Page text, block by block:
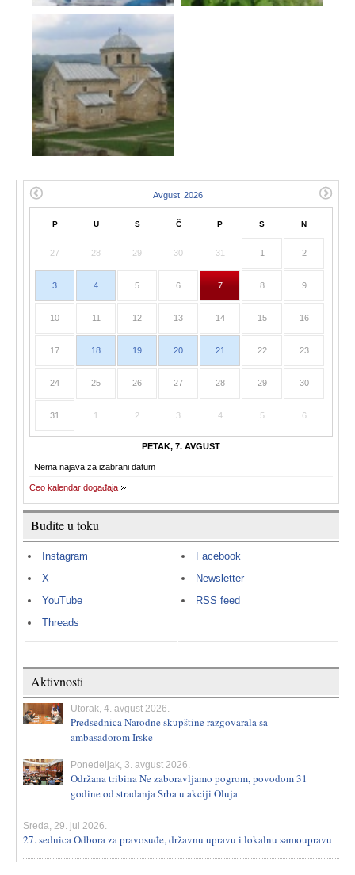
P U S Č P S N
27 28 29 30 31 1 2
3 4 5 6 7 8 9
10 11 12 13 14 15 16
17 18 19 20 21 22 23
24 25 26 27 28 29 30
31 1 2 3 4 5 6
PETAK, 7. AVGUST
Nema najava za izabrani datum
Ceo kalendar događaja
Budite u toku
Instagram
X
YouTube
Threads
Facebook
Newsletter
RSS feed
Aktivnosti
Utorak, 4. avgust 2026.
Predsednica Narodne skupštine razgovarala sa
ambasadorom Irske
Ponedeljak, 3. avgust 2026.
Održana tribina Ne zaboravljamo pogrom, povodom 31
godine od stradanja Srba u akciji Oluja
Sreda, 29. jul 2026.
27. sednica Odbora za pravosuđe, državnu upravu i lokalnu samoupravu